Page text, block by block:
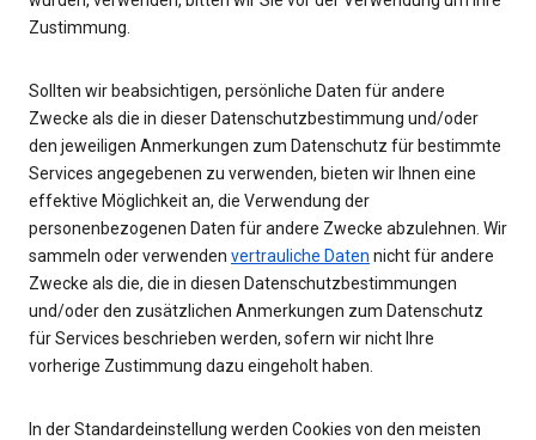
Zustimmung.
Sollten wir beabsichtigen, persönliche Daten für andere
Zwecke als die in dieser Datenschutzbestimmung und/oder
den jeweiligen Anmerkungen zum Datenschutz für bestimmte
Services angegebenen zu verwenden, bieten wir Ihnen eine
effektive Möglichkeit an, die Verwendung der
personenbezogenen Daten für andere Zwecke abzulehnen. Wir
sammeln oder verwenden vertrauliche Daten nicht für andere
Zwecke als die, die in diesen Datenschutzbestimmungen
und/oder den zusätzlichen Anmerkungen zum Datenschutz
für Services beschrieben werden, sofern wir nicht Ihre
vorherige Zustimmung dazu eingeholt haben.
In der Standardeinstellung werden Cookies von den meisten